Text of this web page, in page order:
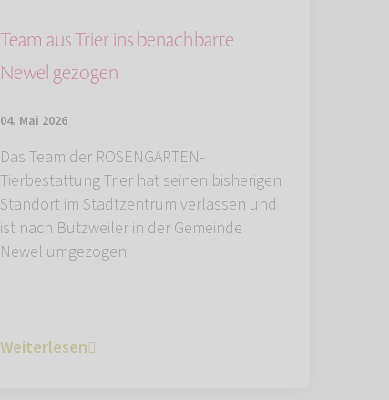
Team aus Trier ins benachbarte
Newel gezogen
04. Mai 2026
Das Team der ROSENGARTEN-
Tierbestattung Trier hat seinen bisherigen
Standort im Stadtzentrum verlassen und
ist nach Butzweiler in der Gemeinde
Newel umgezogen.
Weiterlesen